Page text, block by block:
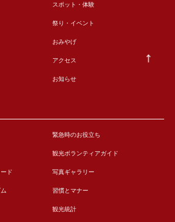
スポット・体験
祭り・イベント
おみやげ
アクセス
お知らせ
緊急時のお役立ち
観光ボランティアガイド
ド 写真ギャラリー
習慣とマナー
観光統計